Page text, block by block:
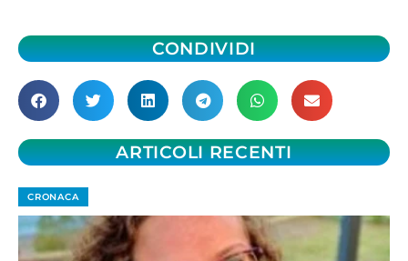
CONDIVIDI
ARTICOLI RECENTI
CRONACA